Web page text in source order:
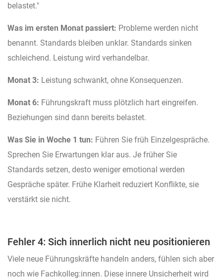
belastet."
Was im ersten Monat passiert: Probleme werden nicht
benannt. Standards bleiben unklar. Standards sinken
schleichend. Leistung wird verhandelbar.
Monat 3: Leistung schwankt, ohne Konsequenzen.
Monat 6: Führungskraft muss plötzlich hart eingreifen.
Beziehungen sind dann bereits belastet.
Was Sie in Woche 1 tun: Führen Sie früh Einzelgespräche.
Sprechen Sie Erwartungen klar aus. Je früher Sie
Standards setzen, desto weniger emotional werden
Gespräche später. Frühe Klarheit reduziert Konflikte, sie
verstärkt sie nicht.
Fehler 4: Sich innerlich nicht neu positionieren
Viele neue Führungskräfte handeln anders, fühlen sich aber
noch wie Fachkolleg:innen. Diese innere Unsicherheit wird